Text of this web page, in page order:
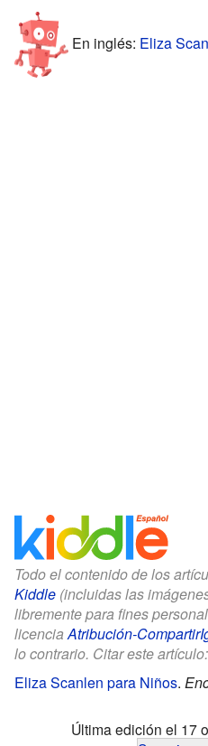
En inglés: Eliza
Todo el contenido de los
Kiddle (incluidas las
libremente para fines
licenciaAtribución-
lo contrario. Citar este artículo:
Eliza Scanlen para Niños.
Última edición el 17